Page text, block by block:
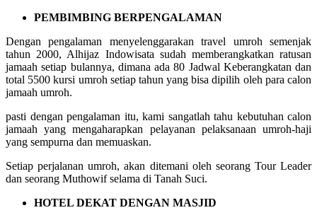
PEMBIMBING BERPENGALAMAN
Dengan pengalaman menyelenggarakan travel umroh semenjak
tahun 2000, Alhijaz Indowisata sudah memberangkatkan ratusan
jamaah setiap bulannya, dimana ada 80 Jadwal Keberangkatan dan
total 5500 kursi umroh setiap tahun yang bisa dipilih oleh para calon
jamaah umroh.
pasti dengan pengalaman itu, kami sangatlah tahu kebutuhan calon
jamaah yang mengaharapkan pelayanan pelaksanaan umroh-haji
yang sempurna dan memuaskan.
Setiap perjalanan umroh, akan ditemani oleh seorang Tour Leader
dan seorang Muthowif selama di Tanah Suci.
HOTEL DEKAT DENGAN MASJID